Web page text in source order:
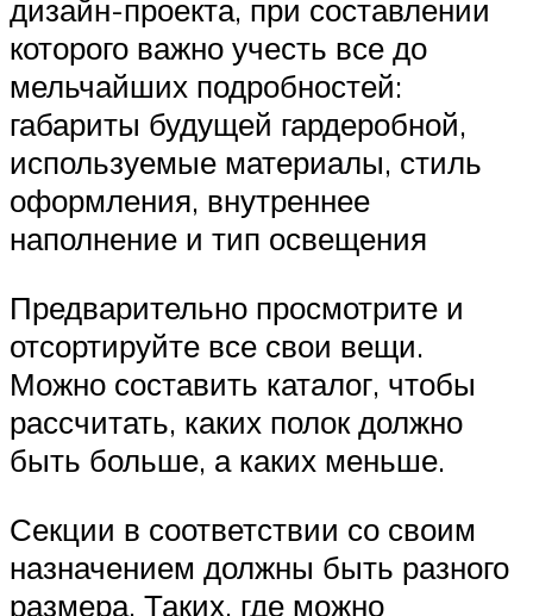
дизайн-проекта, при составлении
которого важно учесть все до
мельчайших подробностей:
габариты будущей гардеробной,
используемые материалы, стиль
оформления, внутреннее
наполнение и тип освещения
Предварительно просмотрите и
отсортируйте все свои вещи.
Можно составить каталог, чтобы
рассчитать, каких полок должно
быть больше, а каких меньше.
Секции в соответствии со своим
назначением должны быть разного
размера. Таких, где можно